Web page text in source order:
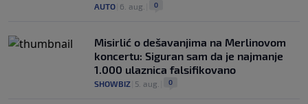
AUTO 6. aug. 0
Misirlić o dešavanjima na Merlinovom
koncertu: Siguran sam da je najmanje
1.000 ulaznica falsifikovano
SHOWBIZ 5. aug. 0